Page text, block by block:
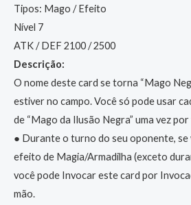
Tipos: Mago / Efeito
Nível 7
ATK / DEF 2100 / 2500
Descrição:
O nome deste card se torna “Mago
estiver no campo. Você só pode usar
de “Mago da Ilusão Negra” uma vez
● Durante o turno do seu oponente, se
efeito de Magia/Armadilha (exceto
você pode Invocar este card por
mão.